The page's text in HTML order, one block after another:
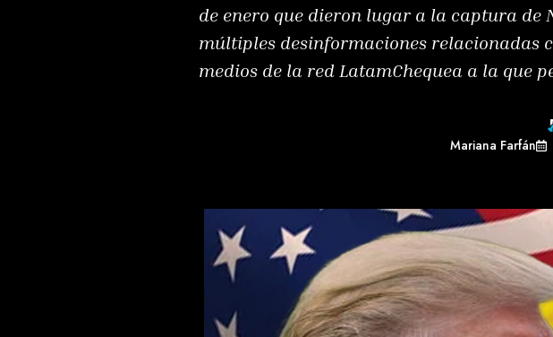
de enero que dieron lugar a la captura de
múltiples desinformaciones relacionadas
medios de la red LatamChequea a la que
Mariana Farfán